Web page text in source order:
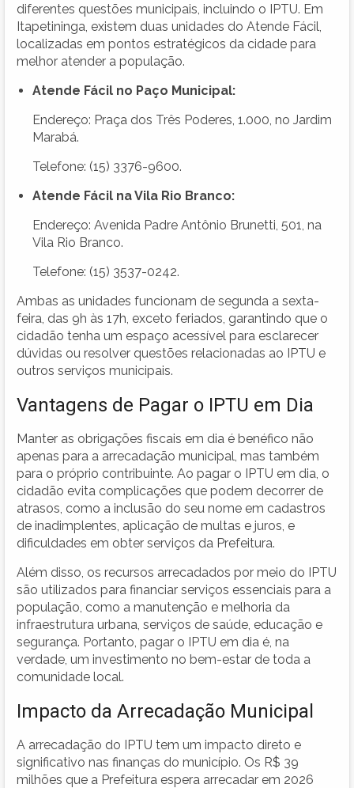
diferentes questões municipais, incluindo o IPTU. Em
Itapetininga, existem duas unidades do Atende Fácil,
localizadas em pontos estratégicos da cidade para
melhor atender a população.
Atende Fácil no Paço Municipal:
Endereço: Praça dos Três Poderes, 1.000, no Jardim
Marabá.
Telefone: (15) 3376-9600.
Atende Fácil na Vila Rio Branco:
Endereço: Avenida Padre Antônio Brunetti, 501, na
Vila Rio Branco.
Telefone: (15) 3537-0242.
Ambas as unidades funcionam de segunda a sexta-
feira, das 9h às 17h, exceto feriados, garantindo que o
cidadão tenha um espaço acessível para esclarecer
dúvidas ou resolver questões relacionadas ao IPTU e
outros serviços municipais.
Vantagens de Pagar o IPTU em Dia
Manter as obrigações fiscais em dia é benéfico não
apenas para a arrecadação municipal, mas também
para o próprio contribuinte. Ao pagar o IPTU em dia, o
cidadão evita complicações que podem decorrer de
atrasos, como a inclusão do seu nome em cadastros
de inadimplentes, aplicação de multas e juros, e
dificuldades em obter serviços da Prefeitura.
Além disso, os recursos arrecadados por meio do IPTU
são utilizados para financiar serviços essenciais para a
população, como a manutenção e melhoria da
infraestrutura urbana, serviços de saúde, educação e
segurança. Portanto, pagar o IPTU em dia é, na
verdade, um investimento no bem-estar de toda a
comunidade local.
Impacto da Arrecadação Municipal
A arrecadação do IPTU tem um impacto direto e
significativo nas finanças do município. Os R$ 39
milhões que a Prefeitura espera arrecadar em 2026